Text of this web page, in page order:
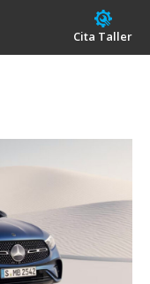
Cita Taller